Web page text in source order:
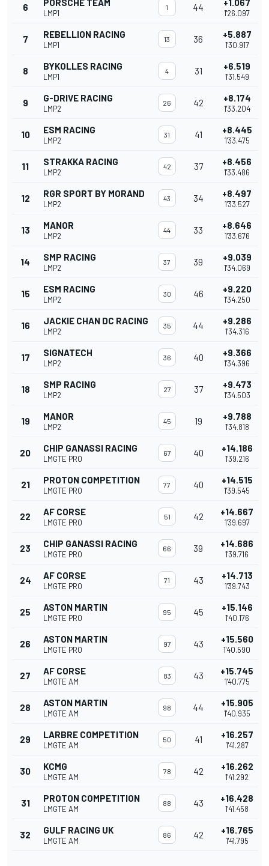
6 PORSCHE TEAM
LMP1
1 44 +1.067
1'26.097
7 REBELLION RACING
LMP1
13 36 +5.887
1'30.917
8 BYKOLLES RACING
LMP1
4 31 +6.519
1'31.549
9 G-DRIVE RACING
LMP2
26 42 +8.174
1'33.204
10 ESM RACING
LMP2
31 41 +8.445
1'33.475
11 STRAKKA RACING
LMP2
42 37 +8.456
1'33.486
12 RGR SPORT BY MORAND
LMP2
43 34 +8.497
1'33.527
13 MANOR
LMP2
44 33 +8.646
1'33.676
14 SMP RACING
LMP2
37 39 +9.039
1'34.069
15 ESM RACING
LMP2
30 46 +9.220
1'34.250
16 JACKIE CHAN DC RACING
LMP2
35 44 +9.286
1'34.316
17 SIGNATECH
LMP2
36 40 +9.366
1'34.396
18 SMP RACING
LMP2
27 37 +9.473
1'34.503
19 MANOR
LMP2
45 19 +9.788
1'34.818
20 CHIP GANASSI RACING
LMGTE PRO
67 40 +14.186
1'39.216
21 PROTON COMPETITION
LMGTE PRO
77 40 +14.515
1'39.545
22 AF CORSE
LMGTE PRO
51 42 +14.667
1'39.697
23 CHIP GANASSI RACING
LMGTE PRO
66 39 +14.686
1'39.716
24 AF CORSE
LMGTE PRO
71 43 +14.713
1'39.743
25 ASTON MARTIN
LMGTE PRO
95 45 +15.146
1'40.176
26 ASTON MARTIN
LMGTE PRO
97 43 +15.560
1'40.590
27 AF CORSE
LMGTE AM
83 43 +15.745
1'40.775
28 ASTON MARTIN
LMGTE AM
98 44 +15.905
1'40.935
29 LARBRE COMPETITION
LMGTE AM
50 41 +16.257
1'41.287
30 KCMG
LMGTE AM
78 42 +16.262
1'41.292
31 PROTON COMPETITION
LMGTE AM
88 43 +16.428
1'41.458
32 GULF RACING UK
LMGTE AM
86 42 +16.765
1'41.795